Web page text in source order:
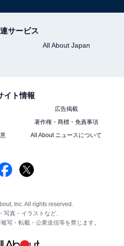
サービス
All About Japan
イト情報
広告掲載
著作権・商標・免責事項
All About ニュースについて
Inc. All rights reserved.
写真・イラストなど、
写・転載・公衆送信等を禁じます。